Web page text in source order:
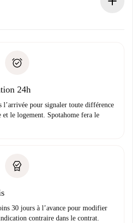
et nous vous proposerons
problème n'est signalé.
24h
l’arrivée pour signaler toute différence
et le logement. Spotahome fera le
30 jours à l’avance pour modifier
contraire dans le contrat.